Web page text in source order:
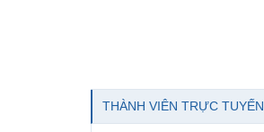
THÀNH VIÊN TRỰC TUYẾN